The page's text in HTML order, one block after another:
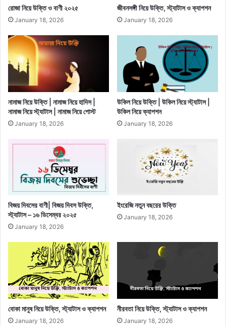
রোজা নিয়ে উক্তি ও বাণী ২০২৫
January 18, 2026
জীবনসঙ্গী নিয়ে উক্তি, স্ট্যাটাস ও ক্যাপশন
January 18, 2026
নামাজ নিয়ে উক্তি | নামাজ নিয়ে হাদিস |
নামাজ নিয়ে স্ট্যাটাস | নামাজ নিয়ে পোস্ট
January 18, 2026
উকিল নিয়ে উক্তি | উকিল নিয়ে স্ট্যাটাস |
উকিল নিয়ে ক্যাপশন
January 18, 2026
বিজয় দিবসের বাণী| বিজয় দিবস উক্তি,
স্ট্যাটাস – ১৬ ডিসেম্বর ২০২৫
January 18, 2026
ইংরেজি নতুন বছরের উক্তি
January 18, 2026
বোকা মানুষ নিয়ে উক্তি, স্ট্যাটাস ও ক্যাপশন
January 18, 2026
নীরবতা নিয়ে উক্তি, স্ট্যাটাস ও ক্যাপশন
January 18, 2026